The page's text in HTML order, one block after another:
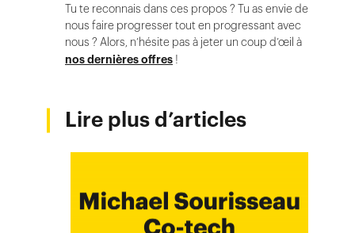
Tu te reconnais dans ces propos ? Tu as envie de
nous faire progresser tout en progressant avec
nous ? Alors, n’hésite pas à jeter un coup d’œil à
nos dernières offres !
Lire plus d’articles